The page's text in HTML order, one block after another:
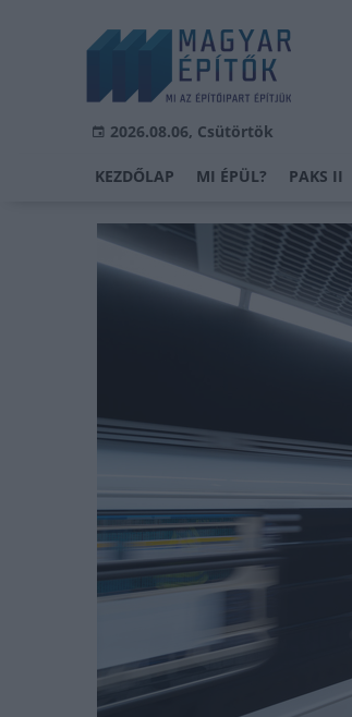
2026.08.06, Csütörtök
KEZDŐLAP MI ÉPÜL? PAKS II